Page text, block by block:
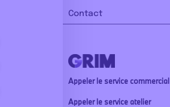
Contact
Appeler le service commercial
Appeler le service atelier